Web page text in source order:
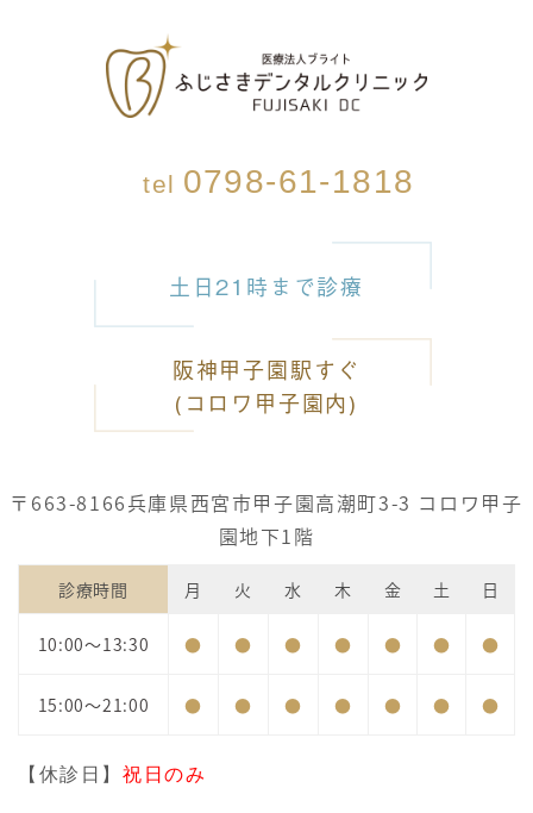
tel 0798-61-1818
土日21時まで診療
阪神甲子園駅すぐ
(コロワ甲子園内)
〒663-8166兵庫県西宮市甲子園高潮町3-3 コロワ甲子
園地下1階
診療時間 月 火 水 木 金 土 日
10:00～13:30 ● ● ● ● ● ● ●
15:00～21:00 ● ● ● ● ● ● ●
【休診日】 祝日のみ